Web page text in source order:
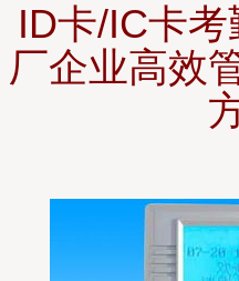
ID卡/IC卡
厂企业高效